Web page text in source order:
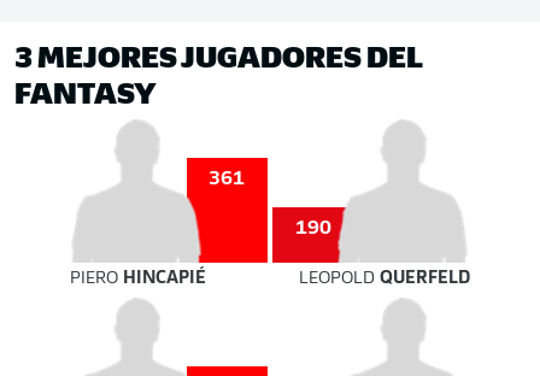
3 MEJORES JUGADORES DEL
FANTASY
361
190
PIERO HINCAPIÉ LEOPOLDQUERFELD